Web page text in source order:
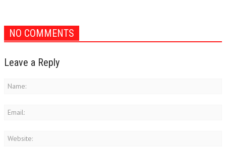
NO COMMENTS
Leave a Reply